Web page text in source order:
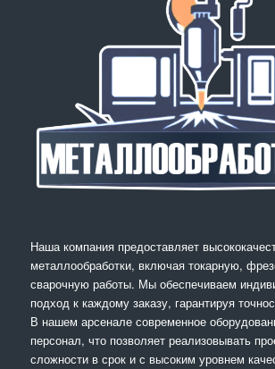
Наша компания предоставляет
металлообработки, включая токарную,
сварочную работы. Мы обеспечиваем
подход к каждому заказу, гарантируя
В нашем арсенале современное
персонал, что позволяет реализовывать
сложности в срок и с высоким уровнем